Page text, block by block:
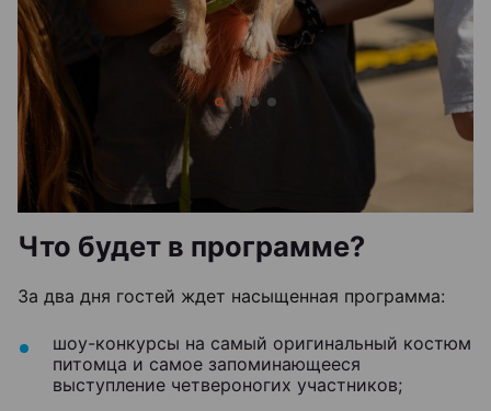
Что будет в программе?
За два дня гостей ждет насыщенная программа:
шоу-конкурсы на самый оригинальный костюм
питомца и самое запоминающееся
выступление четвероногих участников;